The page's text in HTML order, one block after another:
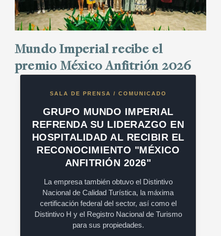
Mundo Imperial recibe el
premio México Anfitrión 2026
SALA DE PRENSA / COMUNICADO
GRUPO MUNDO IMPERIAL
REFRENDA SU LIDERAZGO EN
HOSPITALIDAD AL RECIBIR EL
RECONOCIMIENTO "MÉXICO
ANFITRIÓN 2026"
La empresa también obtuvo el Distintivo
Nacional de Calidad Turística, la máxima
certificación federal del sector, así como el
Distintivo H y el Registro Nacional de Turismo
para sus propiedades.